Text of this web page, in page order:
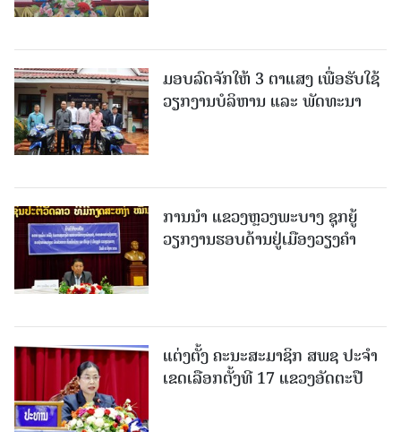
ມອບລົດຈັກໃຫ້ 3 ຕາແສງ ເພື່ອຮັບໃຊ້
ວຽກງານບໍລິຫານ ແລະ ພັດທະນາ
ການນຳ ແຂວງຫຼວງພະບາງ ຊຸກຍູ້
ວຽກງານຮອບດ້ານຢູ່ເມືອງວຽງຄໍາ
ແຕ່ງຕັ້ງ ຄະນະສະມາຊິກ ສພຊ ປະຈຳ
ເຂດເລືອກຕັ້ງທີ 17 ແຂວງອັດຕະປື